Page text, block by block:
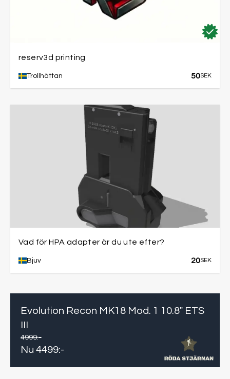
reserv3d printing
Trollhättan 50SEK
Vad för HPA adapter är du ute efter?
Bjuv 20SEK
Evolution Recon MK18 Mod. 1 10.8" ETS
4999:-
Nu 4499:-